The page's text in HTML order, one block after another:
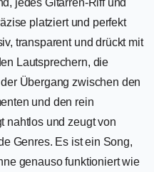
platziert und perfekt
transparent und drückt mit
Lautsprechern, die
Übergang zwischen den
und den rein
nahtlos und zeugt von
Genres. Es ist ein Song,
genauso funktioniert wie